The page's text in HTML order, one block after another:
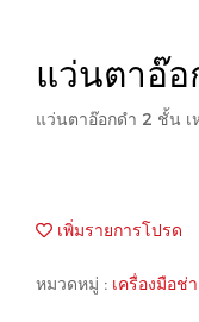
แว่นตาอ๊อ
แว่นตาอ๊อกดำ 2 ชั้น เ
เพิ่มรายการโปรด
หมวดหมู่ : เครื่องมือช่า